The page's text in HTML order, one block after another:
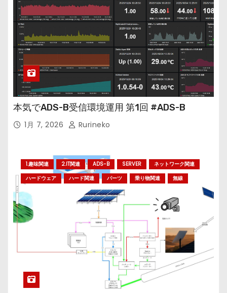
本気でADS-B受信環境運用 第1回 #ADS-B
1月 7, 2026 Rurineko
1.趣味関連 2.IT関連 ADS-B SERVER
ネットワーク関連
ハードウェア
ハード関連 パーツ 乗り物関連 無線